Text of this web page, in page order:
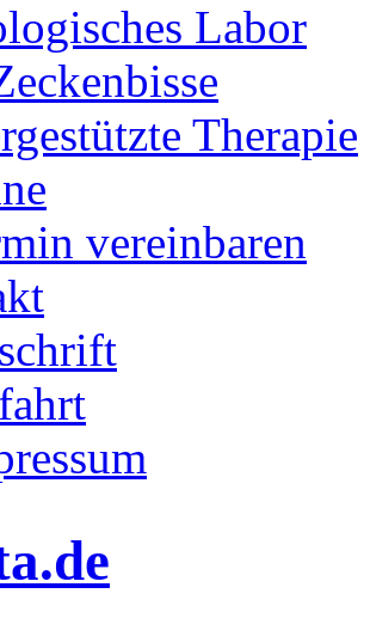
Labor
Therapie
vereinbaren